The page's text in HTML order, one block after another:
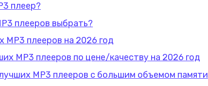
плеер?
плееров выбрать?
MP3 плееров на 2026 год
MP3 плееров по цене/качеству на 2026 год
MP3 плееров с большим объемом памяти